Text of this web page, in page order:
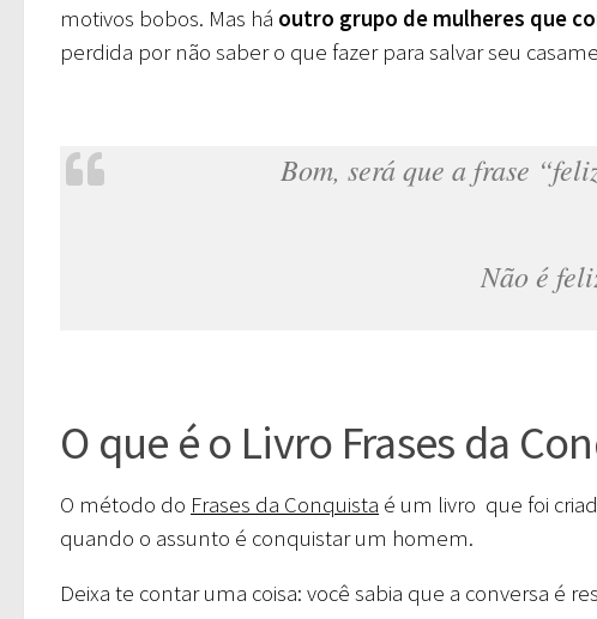
motivos bobos. Mas há outro grupo de mulheres que
perdida por não saber o que fazer para salvar seu
Bom, será que a frase
Não é
O que é o Livro Frases da
O método do Frases da Conquista é um livro que foi
quando o assunto é conquistar um homem.
Deixa te contar uma coisa: você sabia que a conversa é